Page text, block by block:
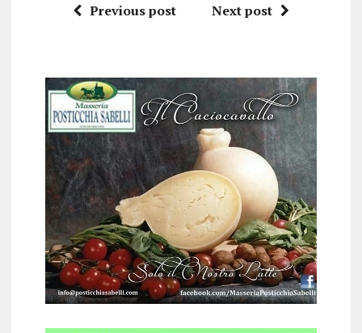
Previous post Next post